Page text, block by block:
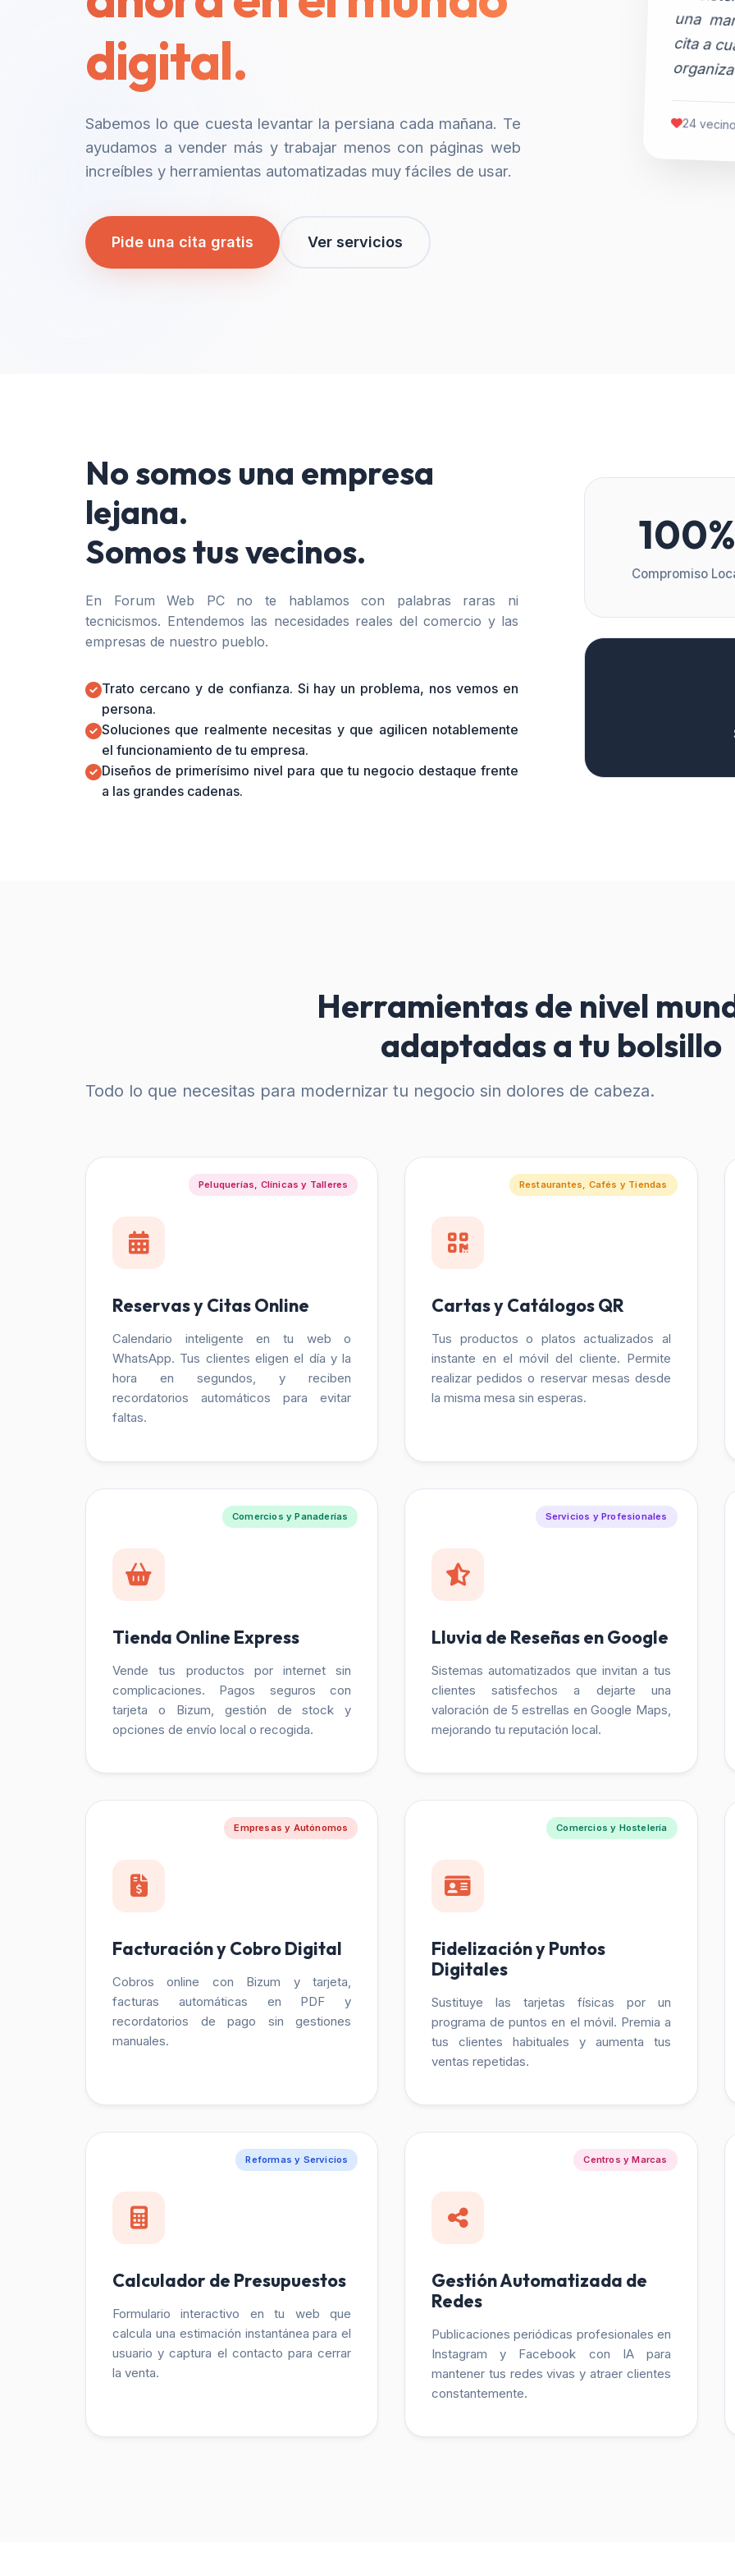
digital.
Sabemos lo que cuesta levantar la persiana cada mañana. Te
ayudamos a vender más y trabajar menos con páginas web
increíbles y herramientas automatizadas muy fáciles de usar.
Pide una cita gratis Ver servicios
24
No somos una empresa
lejana.
Somos tus vecinos.
En Forum Web PC no te hablamos con palabras raras ni
tecnicismos. Entendemos las necesidades reales del comercio y las
empresas de nuestro pueblo.
Trato cercano y de confianza. Si hay un problema, nos vemos en
persona.
Soluciones que realmente necesitas y que agilicen notablemente
el funcionamiento de tu empresa.
Diseños de primerísimo nivel para que tu negocio destaque frente
a las grandes cadenas.
100%
Compromiso
Herramientas de nivel
adaptadas a tu bolsillo
Todo lo que necesitas para modernizar tu negocio sin dolores de cabeza.
Peluquerías, Clínicas y Talleres
Reservas y Citas Online
Calendario inteligente en tu web o
WhatsApp. Tus clientes eligen el día y la
hora en segundos, y reciben
recordatorios automáticos para evitar
faltas.
Restaurantes, Cafés y Tiendas
Cartas y Catálogos QR
Tus productos o platos actualizados al
instante en el móvil del cliente. Permite
realizar pedidos o reservar mesas desde
la misma mesa sin esperas.
Comercios y Panaderías
Tienda Online Express
Vende tus productos por internet sin
complicaciones. Pagos seguros con
tarjeta o Bizum, gestión de stock y
opciones de envío local o recogida.
Servicios y Profesionales
Lluvia de Reseñas en Google
Sistemas automatizados que invitan a tus
clientes satisfechos a dejarte una
valoración de 5 estrellas en Google Maps,
mejorando tu reputación local.
Empresas y Autónomos
Facturación y Cobro Digital
Cobros online con Bizum y tarjeta,
facturas automáticas en PDF y
recordatorios de pago sin gestiones
manuales.
Comercios y Hostelería
Fidelización y Puntos
Digitales
Sustituye las tarjetas físicas por un
programa de puntos en el móvil. Premia a
tus clientes habituales y aumenta tus
ventas repetidas.
Reformas y Servicios
Calculador de Presupuestos
Formulario interactivo en tu web que
calcula una estimación instantánea para el
usuario y captura el contacto para cerrar
la venta.
Centros y Marcas
Gestión Automatizada de
Redes
Publicaciones periódicas profesionales en
Instagram y Facebook con IA para
mantener tus redes vivas y atraer clientes
constantemente.